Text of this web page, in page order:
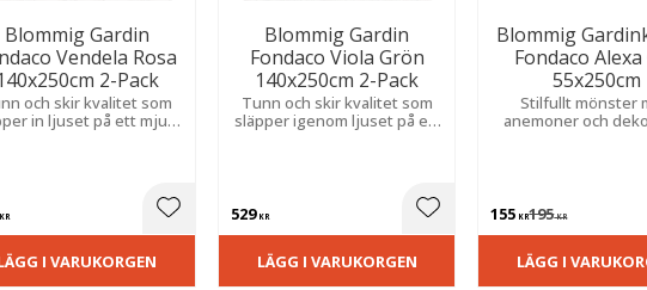
Blommig Gardin
Vendela Rosa
2-Pack
och skir kvalitet som
in ljuset på ett mjukt
Lägg till i favoriter
I VARUKORGEN
Blommig Gardin
Fondaco Viola Grön
140x250cm 2-Pack
Tunn och skir kvalitet som
släpper igenom ljuset på ett
529KR Lägg till i favoriter
LÄGG I VARUKORGEN
Blommig
Fondaco Alexa
55x250cm
Stilfullt mönster
anemoner och
155 KR195KR
LÄGG I